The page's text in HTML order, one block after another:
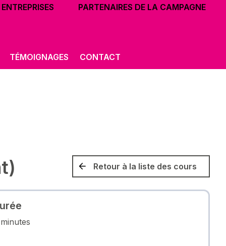
ENTREPRISES PARTENAIRES DE LA CAMPAGNE
TÉMOIGNAGES CONTACT
Retour à la liste des cours